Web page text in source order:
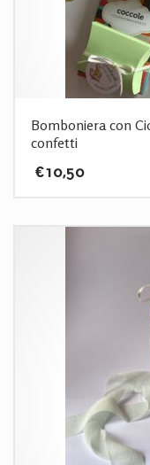
Bomboniera con
confetti
€10,50